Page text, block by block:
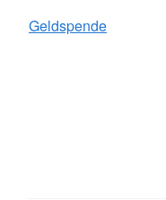
Geldspende